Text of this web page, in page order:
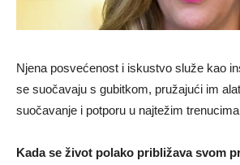
Njena posvećenost i iskustvo služe kao
se suočavaju s gubitkom, pružajući im
suočavanje i potporu u najtežim
Kada se život polako približava svom